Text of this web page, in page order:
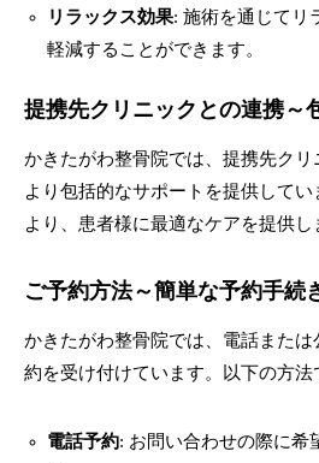
リラックス効果: 施術を通じてリ
軽減することができます。
提携先クリニックとの連携～
かきたがわ整骨院では、提携先クリ
より包括的なサポートを提供して
より、患者様に最適なケアを提供し
ご予約方法～簡単な予約手続
かきたがわ整骨院では、電話また
約を受け付けています。以下の方法
電話予約: お問い合わせの際に希